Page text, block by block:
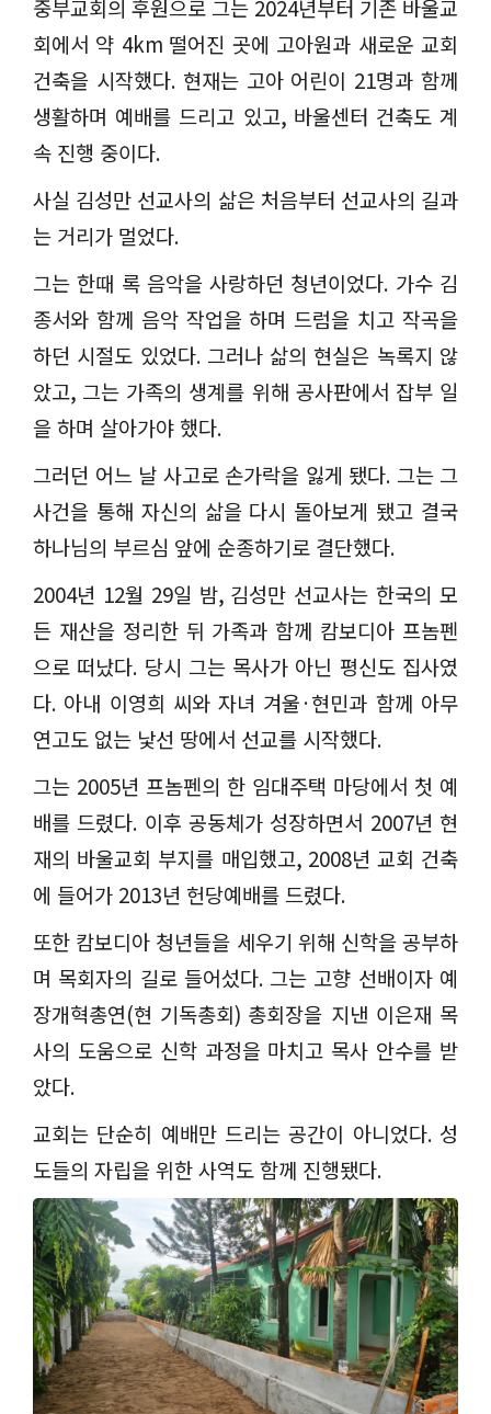
중부교회의 후원으로 그는 2024년부터 기존 바울교
회에서 약 4km 떨어진 곳에 고아원과 새로운 교회
건축을 시작했다. 현재는 고아 어린이 21명과 함께
생활하며 예배를 드리고 있고, 바울센터 건축도 계
속 진행 중이다.
사실 김성만 선교사의 삶은 처음부터 선교사의 길과
는 거리가 멀었다.
그는 한때 록 음악을 사랑하던 청년이었다. 가수 김
종서와 함께 음악 작업을 하며 드럼을 치고 작곡을
하던 시절도 있었다. 그러나 삶의 현실은 녹록지 않
았고, 그는 가족의 생계를 위해 공사판에서 잡부 일
을 하며 살아가야 했다.
그러던 어느 날 사고로 손가락을 잃게 됐다. 그는 그
사건을 통해 자신의 삶을 다시 돌아보게 됐고 결국
하나님의 부르심 앞에 순종하기로 결단했다.
2004년 12월 29일 밤, 김성만 선교사는 한국의 모
든 재산을 정리한 뒤 가족과 함께 캄보디아 프놈펜
으로 떠났다. 당시 그는 목사가 아닌 평신도 집사였
다. 아내 이영희 씨와 자녀 겨울·현민과 함께 아무
연고도 없는 낯선 땅에서 선교를 시작했다.
그는 2005년 프놈펜의 한 임대주택 마당에서 첫 예
배를 드렸다. 이후 공동체가 성장하면서 2007년 현
재의 바울교회 부지를 매입했고, 2008년 교회 건축
에 들어가 2013년 헌당예배를 드렸다.
또한 캄보디아 청년들을 세우기 위해 신학을 공부하
며 목회자의 길로 들어섰다. 그는 고향 선배이자 예
장개혁총연(현 기독총회) 총회장을 지낸 이은재 목
사의 도움으로 신학 과정을 마치고 목사 안수를 받
았다.
교회는 단순히 예배만 드리는 공간이 아니었다. 성
도들의 자립을 위한 사역도 함께 진행됐다.